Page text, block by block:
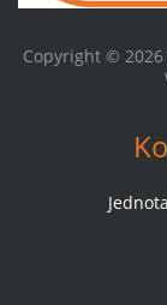
Copyright © 2026